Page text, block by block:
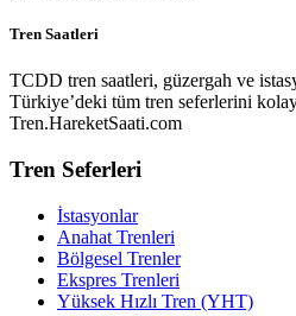
Tren Saatleri
TCDD tren saatleri, güzergah ve
Türkiye’deki tüm tren seferlerini
Tren.HareketSaati.com
Tren Seferleri
İstasyonlar
Anahat Trenleri
Bölgesel Trenler
Ekspres Trenleri
Yüksek Hızlı Tren (YHT)